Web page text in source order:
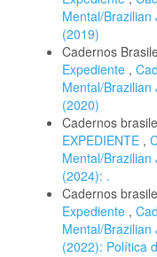
Mental/
(2019)
Cadernos
Expediente ,
Mental/
(2020)
Cadernos
EXPEDIENTE ,
Mental/
(2024): .
Cadernos
Expediente ,
Mental/
(2022): Política